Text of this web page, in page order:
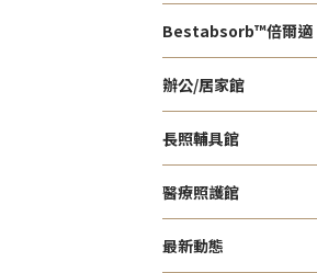
Bestabsorb™倍爾適
辦公/居家館
長照輔具館
醫療照護館
最新動態